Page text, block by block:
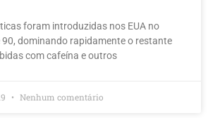
foram introduzidas nos EUA no
dominando rapidamente o restante
com cafeína e outros
Nenhum comentário